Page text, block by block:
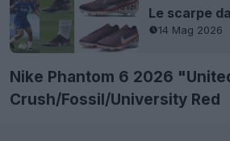
14 Mag 2026
Nike Phantom 6 2026
Crush/Fossil/University Red